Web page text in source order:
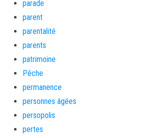
parade
parent
parentalité
parents
patrimoine
Pêche
permanence
personnes âgées
persopolis
pertes